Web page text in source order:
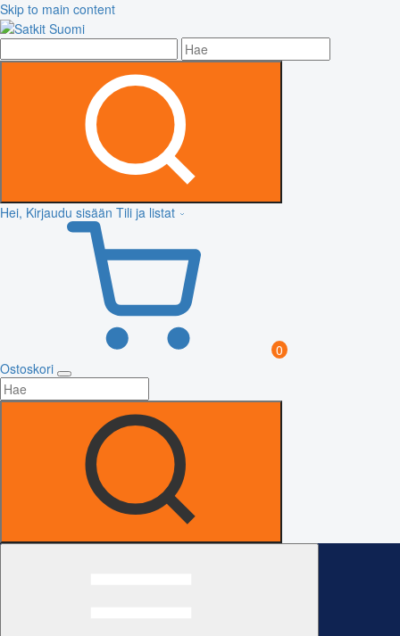
Skip to main content
Hei, Kirjaudu sisään Tili ja listat
0
Ostoskori